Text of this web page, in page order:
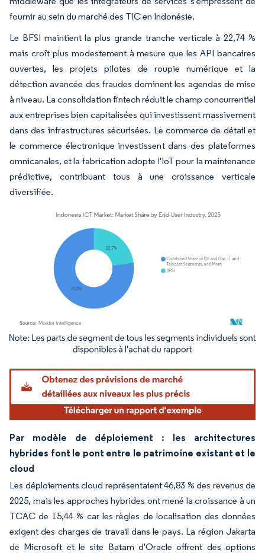
fournir au sein du marché des TIC en Indonésie.
Le BFSI maintient la plus grande tranche verticale à 22,74 %
mais croît plus modestement à mesure que les API bancaires
ouvertes, les projets pilotes de roupie numérique et la
détection avancée des fraudes dominent les agendas de mise
à niveau. La consolidation fintech réduit le champ concurrentiel
aux entreprises bien capitalisées qui investissent massivement
dans des infrastructures sécurisées. Le commerce de détail et
le commerce électronique investissent dans des plateformes
omnicanales, et la fabrication adopte l'IoT pour la maintenance
prédictive, contribuant tous à une croissance verticale
diversifiée.
Image © Mordor Intelligence. La réutilisation nécessite une attribution sous CC BY
Par modèle de déploiement : les architectures
hybrides font le pont entre le patrimoine existant et le
cloud
Les déploiements cloud représentaient 46,83 % des revenus de
2025, mais les approches hybrides ont mené la croissance à un
TCAC de 15,44 % car les règles de localisation des données
exigent des charges de travail dans le pays. La région Jakarta
de Microsoft et le site Batam d'Oracle offrent des options